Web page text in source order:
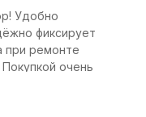
Удобно
фиксирует
при ремонте
очень